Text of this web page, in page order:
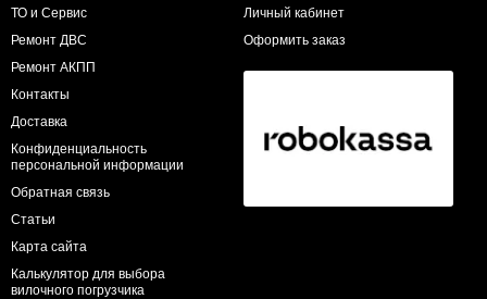
ТО и Сервис
​Ремонт ДВС
Ремонт АКПП
Контакты
Доставка
Конфиденциальность
персональной информации
Обратная связь
Статьи
Карта сайта
Калькулятор для выбора
вилочного погрузчика
Личный кабинет
Оформить заказ